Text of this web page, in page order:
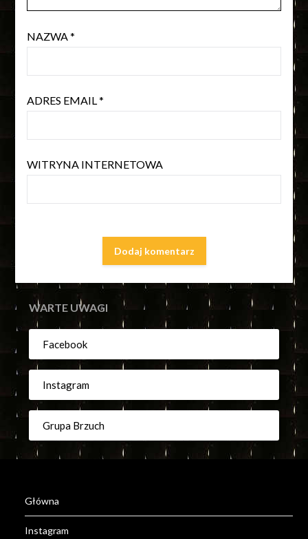
NAZWA*
ADRES EMAIL*
WITRYNA INTERNETOWA
WARTE UWAGI
Facebook
Instagram
Grupa Brzuch
Główna
Instagram